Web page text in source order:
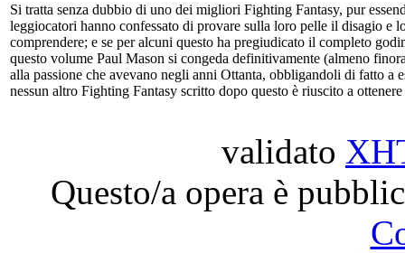
Si tratta senza dubbio di uno dei migliori Fighting Fantasy, pur
leggiocatori hanno confessato di provare sulla loro pelle il disagio e
comprendere; e se per alcuni questo ha pregiudicato il completo
questo volume Paul Mason si congeda definitivamente (almeno
alla passione che avevano negli anni Ottanta, obbligandoli di fatto a
nessun altro Fighting Fantasy scritto dopo questo è riuscito a
validato
Questo/a opera è